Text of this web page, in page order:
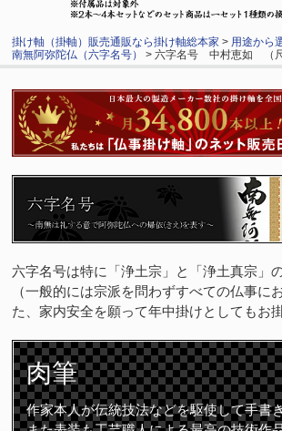
掛け軸（掛軸）販売通販なら掛け軸総本家 > 用途から
南無阿弥陀仏（六字名号）
> 六字名号 中村恵如 （尺
六字名号は特に「浄土宗」と「浄土真宗」
（一般的には宗派を問わずすべての仏事に
た、家内安全を願って年中掛けとしてもお
肉筆
作家本人が伝統技法などを駆使して手書